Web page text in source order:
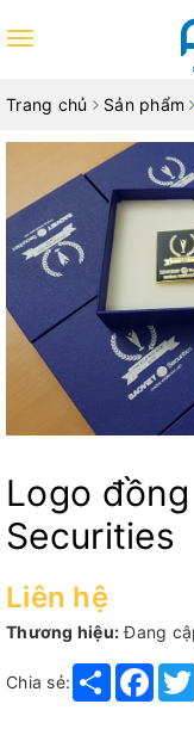
Toggle
Trang chủ Sản phẩm
Logo
Securities
Liên hệ
Thương hiệu: Đang
Chia sẻ: Share